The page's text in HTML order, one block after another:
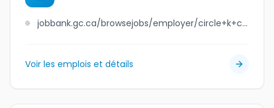
jobbank.gc.ca/browsejobs/employer/circle+k+convenience+store+and+shell+gas+station/ca
Voir les emplois et détails